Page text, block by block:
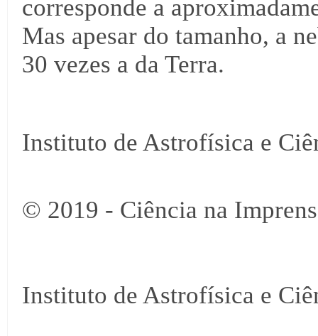
corresponde a
Mas apesar do tamanho, a
30 vezes a da Terra.
Instituto de Astrofísica e
© 2019 - Ciência na
Instituto de Astrofísica e